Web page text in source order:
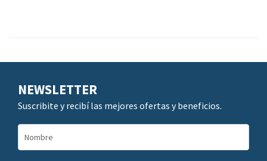
NEWSLETTER
Suscribite y recibí las mejores ofertas y beneficios.